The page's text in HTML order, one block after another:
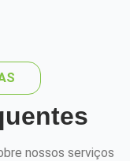
nossos serviços